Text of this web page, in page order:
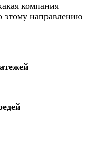
компания
этому направлению